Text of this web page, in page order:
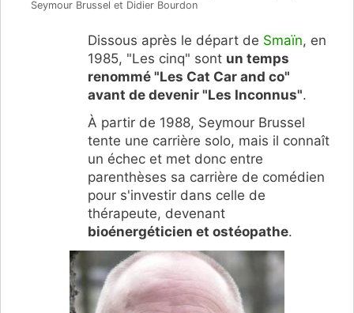
Seymour Brussel et Didier Bourdon
Dissous après le départ de Smaïn, en
1985, "Les cinq" sont un temps
renommé "Les Cat Car and co"
avant de devenir "Les Inconnus".
À partir de 1988, Seymour Brussel
tente une carrière solo, mais il connaît
un échec et met donc entre
parenthèses sa carrière de comédien
pour s'investir dans celle de
thérapeute, devenant
bioénergéticien et ostéopathe.